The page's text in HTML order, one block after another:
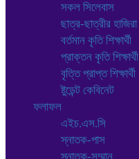
সকল সিলেবাস
ছাত্র-ছাত্রীর হাজিরা
বর্তমান কৃতি শিক্ষার্থী
প্রাক্তন কৃতি শিক্ষার্থী
বৃত্তি প্রাপ্ত শিক্ষার্থী
ষ্টুডেন্ট কেবিনেট
ফলাফল
এইচ.এস.সি
স্নাতক-পাস